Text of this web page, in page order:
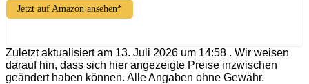
Jetzt auf Amazon ansehen*
Zuletzt aktualisiert am 13. Juli 2026 um 14:58 . Wir weisen
darauf hin, dass sich hier angezeigte Preise inzwischen
geändert haben können. Alle Angaben ohne Gewähr.